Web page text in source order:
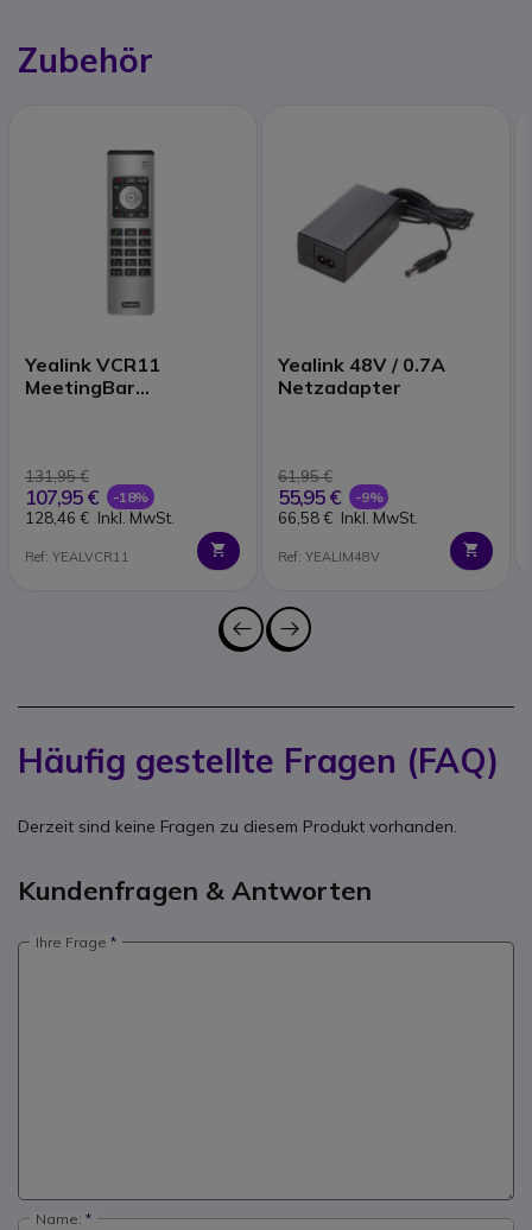
Zubehör
Yealink VCR11
MeetingBar
131,95 €
107,95 € -18%
128,46 € Inkl. MwSt.
Ref: YEALVCR11
Yealink 48V / 0.7A
Netzadapter
61,95 €
55,95 € -9%
66,58 € Inkl. MwSt.
Ref: YEALIM48V
Häufig gestellte Fragen (FAQ)
Derzeit sind keine Fragen zu diesem Produkt vorhanden.
Kundenfragen & Antworten
Ihre Frage
Name: